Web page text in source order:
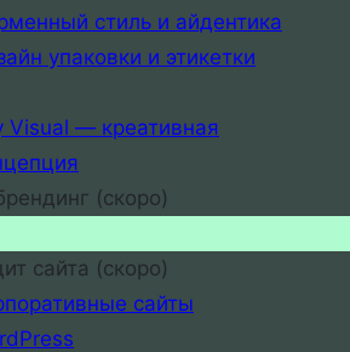
стиль и айдентика
упаковки и этикетки
Visual — креативная
(скоро)
сайта (скоро)
сайты